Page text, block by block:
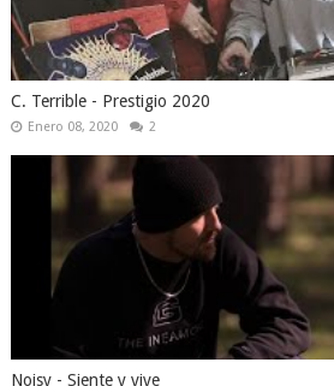
C. Terrible - Prestigio 2020
Enero 08, 2020 2
Noisy - Siente y vive